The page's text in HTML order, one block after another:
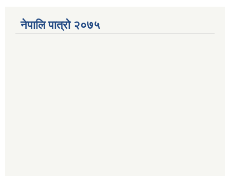
नेपालि पात्रो २०७५